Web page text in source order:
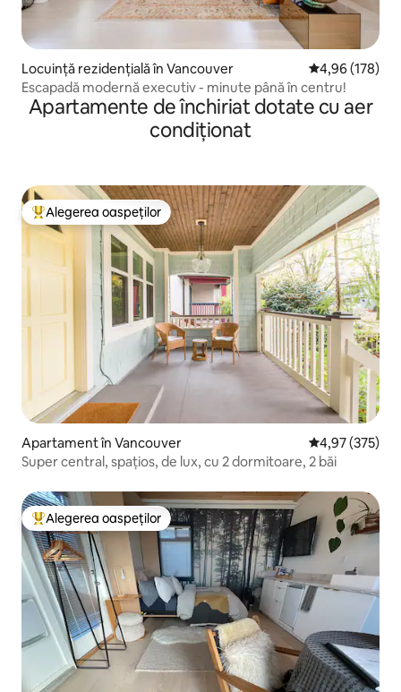
Locuință rezidențială în Vancouver Scor mediu de
4,96 (178)
Escapadă modernă executiv - minute până în centru!
Apartamente de închiriat dotate cu aer
condiționat
Locuință din topul categoriei Alegerea oaspeților
Alegerea oaspeților
Apartament în Vancouver Scor mediu de
4,97 (375)
Super central, spațios, de lux, cu 2 dormitoare, 2 băi
Locuință din topul categoriei Alegerea oaspeților
Alegerea oaspeților